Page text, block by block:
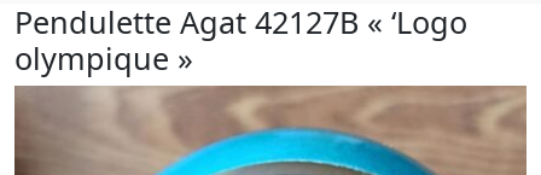
Pendulette Agat 42127B « ‘Logo
olympique »